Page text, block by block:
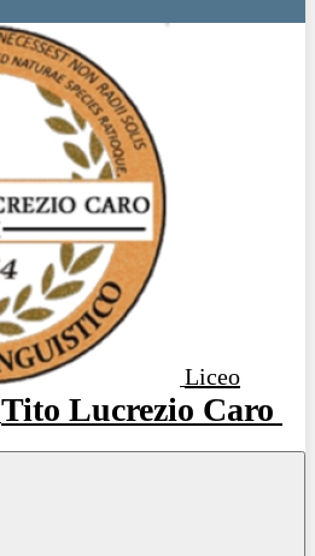
Liceo
Tito Lucrezio Caro